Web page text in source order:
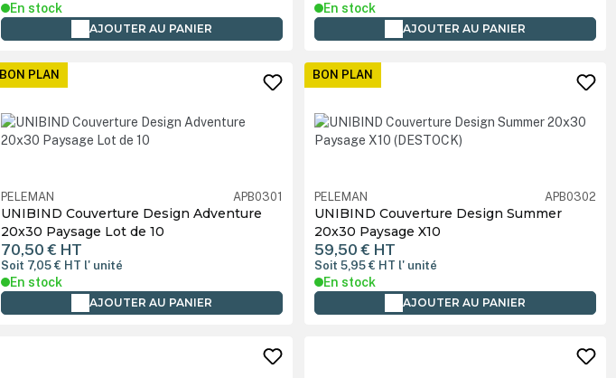
En stock
AJOUTER AU PANIER
En stock
AJOUTER AU PANIER
BON PLAN
PELEMAN APB0301
UNIBIND Couverture Design Adventure
20x30 Paysage Lot de 10
70,50 € HT
Soit 7,05 € HT l' unité
En stock
AJOUTER AU PANIER
BON PLAN
PELEMAN APB0302
UNIBIND Couverture Design Summer
20x30 Paysage X10
59,50 € HT
Soit 5,95 € HT l' unité
En stock
AJOUTER AU PANIER